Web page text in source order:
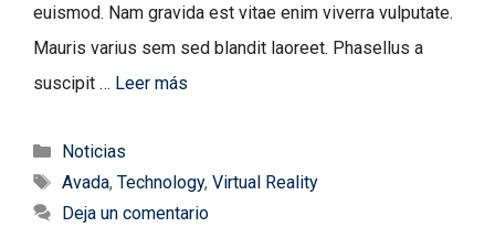
euismod. Nam gravida est vitae enim viverra vulputate.
Mauris varius sem sed blandit laoreet. Phasellus a
suscipit … Leer más
Categorías
Noticias
Etiquetas
Avada, Technology, Virtual Reality
Deja un comentario